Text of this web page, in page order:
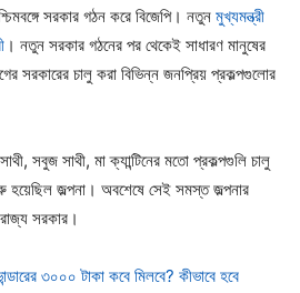
সরকার গঠন করে বিজেপি। নতুন মুখ্যমন্ত্রী
। নতুন সরকার গঠনের পর থেকেই সাধারণ মানুষের
সরকারের চালু করা বিভিন্ন জনপ্রিয় প্রকল্পগুলোর
সবুজ সাথী, মা ক্যান্টিনের মতো প্রকল্পগুলি চালু
হয়েছিল জল্পনা। অবশেষে সেই সমস্ত জল্পনার
সরকার।
৩০০০ টাকা কবে মিলবে? কীভাবে হবে